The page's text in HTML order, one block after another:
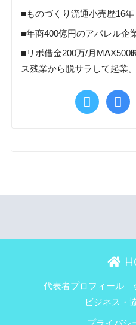
■ものづくり流通小売歴16年
■年商400億円のアパレル企
■リボ借金200万/月MAX500
ス残業から脱サラして起業。
代表者プロフィール
ビジネス・
プライバシ